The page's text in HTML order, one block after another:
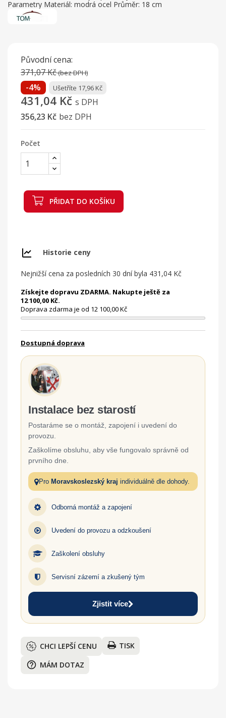
Parametry Materiál: modrá ocel Průměr: 18 cm
Původní cena:
371,07 Kč(bez DPH)
-4% Ušetříte 17,96 Kč
431,04 Kč s DPH
356,23 Kč bez DPH
Počet
PŘIDAT DO KOŠÍKU
Historie ceny
Nejnižší cena za posledních 30 dní byla 431,04 Kč
Získejte dopravu ZDARMA. Nakupte ještě za
12 100,00 Kč.
Doprava zdarma je od 12 100,00 Kč
Dostupná doprava
Instalace bez starostí
Postaráme se o montáž, zapojení i uvedení do
provozu.
Zaškolíme obsluhu, aby vše fungovalo správně od
prvního dne.
Pro Moravskoslezský kraj individuálně dle dohody.
Odborná montáž a zapojení
Uvedení do provozu a odzkoušení
Zaškolení obsluhy
Servisní zázemí a zkušený tým
Zjistit více
CHCI LEPŠÍ CENU TISK
help_outline MÁM DOTAZ